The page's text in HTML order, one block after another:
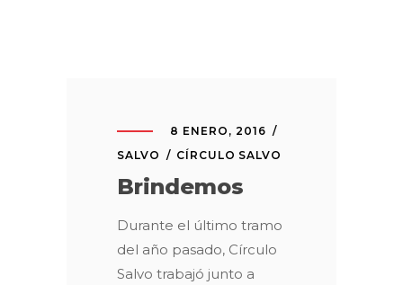
8 ENERO, 2016
SALVO
CÍRCULO SALVO
Brindemos
Durante el último tramo
del año pasado, Círculo
Salvo trabajó junto a